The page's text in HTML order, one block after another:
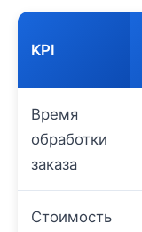
KPI
Время
обработки
заказа
Стоимость